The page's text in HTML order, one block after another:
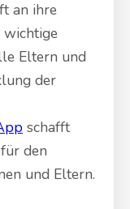
an ihre
wichtige
Eltern und
der
schafft
den
und Eltern.